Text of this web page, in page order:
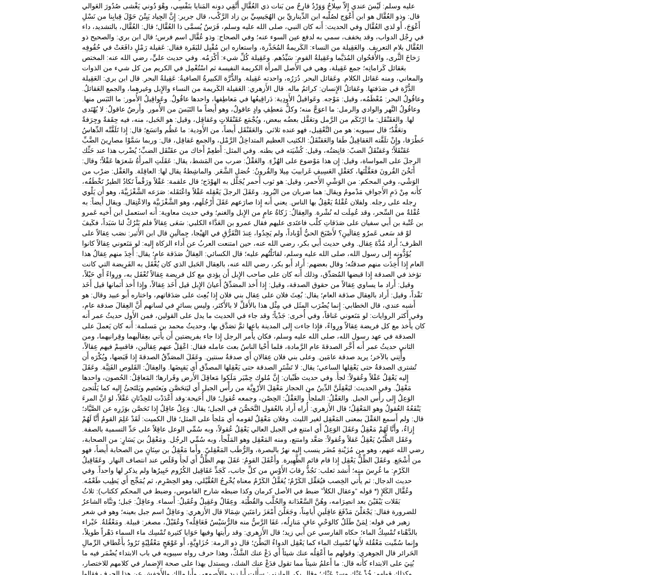
عليه وسلم: لَيْسَ عندي إِلاّ سِلاحٌ وَوَرْدٌ قارِحٌ من بَنات ذي العُقَّالِ أَتَّقِي دونه المَنايا بنَفْسِي، وهْوَ دُوني يَغْشى صُدُورَ العَوالي
قال: وذو العُقَّال هو ابن أَعْوَج لصُلْبه ابن الدِّيناريِّ بن الهُجَيسِيِّ بن زاد الرَّكْب، قال جرير: إِنَّ الجِياد يَبِتْنَ حَوْلَ قِبابِنا من نَسْلِ
أَعْوَجَ، أَو لذي العُقَّال وفي الحديث: أَنه كان النبي، صلى الله عليه وسلم، فَرَسٌ يُسمَّى ذا العُقَّال؛ قال: العُقَّال، بالتشديد، داء
في رِجْل الدواب، وقد يخفف، سمي به لدفع عين السوء عنه؛ وفي الصحاح: وذو عُقَّال اسم فرس؛ قال ابن بري: والصحيح ذو
العُقَّال بلام التعريف والعَقِيلة من النساء: الكَريمةُ المُخَدَّرة، واستعاره ابن مُقْبِل للبَقَرة فقال: عَقيلة رَمْلٍ دافَعَتْ في حُقُوفِه
رَخاخَ الثَّرى، والأُقحُوان المُدَيَّما وعَقِيلةُ القومِ: سَيِّدُهم وعَقِيلة كُلِّ شيء: أَكْرَمُه وفي حديث عليٍّ، رضي الله عنه: المختص
بعَقائل كَراماتِه؛ جمع عَقِيلة، وهي في الأَصل المرأَة الكريمة النفيسة ثم اسْتُعْمِل في الكريم من كل شيء من الذوات
والمعاني، ومنه عَقائل الكلام وعَقائل البحر دُرَرُه، واحدته عَقِيلة والدُّرَّة الكبيرةُ الصافيةُ: عَقِيلةُ البحر قال ابن بري: العَقِيلة
الدُّرَّة في صَدَفتها وعَقائلُ الإِنسان: كرائمُ ماله قال الأَزهري: العَقيلة الكَريمة من النساء والإِبل وغيرهما، والجمع العَقائلُ
وعاقُولُ البحر: مُعْظَمُه، وقيل: مَوْجه وعَواقيلُ الأَودِية: دَراقِيعُها في مَعاطِفها، واحدها عاقُولٌ وعَواقِيلُ الأُمور: ما التَبَس منها
وعاقُولُ النَّهر والوادي والرمل: ما اعوَجَّ منه؛ وكلُّ مَعطِفِ وادٍ عاقولٌ، وهو أَيضاً ما التَبَسَ من الأُمور وأَرضٌ عاقولٌ: لا يُهْتَدى
لها
والعَقَنْقَل: ما ارْتَكَم من الرَّمل وتعَقَّل بعضُه ببعض، ويُجْمَع عَقَنْقَلاتٍ وعَقاقِل، وقيل: هو الحَبل، منه، فيه حِقَفةٌ وجِرَفةٌ
وتعَقُّدٌ؛ قال سيبويه: هو من التَّعْقِيل، فهو عنده ثلاثي والعَقَنْقَل أَيضاً، من الأَودية: ما عَظُم واتسَع؛ قال: إِذا تَلَقَّتْه الدِّهاسُ
خَطْرَفا، وإِنْ تلَقَّته العَقاقِيلُ طَفا والعَقنْقَلُ: الكثيب العظيم المتداخِلُ الرَّمْل، والجمع عَقاقِل، قال: وربما سَمَّوْا مصارِينَ الضَّبِّ
عَقَنْقَلاً؛ وعَقنْقَلُ الضبّ: قانِصَتُه، وقيل: كُشْيَته في بطنه وفي المثل: أَطعِمْ أَخاك من عقَنْقَل الضبِّ؛ يُضْرب هذا عند حَثِّك
الرجلَ على المواساة، وقيل: إِن هذا مَوْضوع على الهُزْءِ والعَقْلُ: ضرب من المَشط، يقال: عَقَلَتِ المرأَةُ شَعرَها عَقْلاً؛ وقال:
أَنَخْنَ القُرونَ فعَقَّلْنَها، كعَقْلِ العَسِيفِ غَرابيبَ مِيلا والقُرونُ: خُصَل الشَّعَر والماشِطةُ يقال لها: العاقِلة والعَقْل: ضرْب من
الوَشْي، وفي المحكم: من الوَشْيِ الأَحمر، وقيل: هو ثوب أَحمر يُجَلَّل به الهوْدَج؛ قال علقمة: عَقْلاً ورَقْماً تَكادُ الطيرُ تَخْطَفُه،
كأَنه مِنْ دَمِ الأَجوافِ مَدْمومُ ويقال: هما ضربان من البُرود وعَقَلَ الرجلَ يَعْقِله عَقْلاً واعْتَقَله: صَرَعه الشَّغْزَبِيَّةَ، وهو أَن يَلْوي
رِجله على رجله ولفلان عُقْلةٌ يَعْقِلُ بها الناس يعني أَنه إِذا صارَعهم عَقَلَ أَرْجُلَهم، وهو الشَّغْزَبيَّة والاعْتِقال ويقال أَيضاً: به
عُقْلةٌ من السِّحر، وقد عُمِلَت له نُشْرة والعِقالُ: زَكاةُ عامٍ من الإِبل والغنم؛ وفي حديث معاوية: أَنه استعمل ابن أَخيه عَمرو
بن عُتْبة بن أَبي سفيان على صَدَقاتِ كلْب فاعتَدى عليهم فقال عمرو بن العَدَّاء الكلبي: سَعَى عِقالاً فلم يَتْرُكْ لنا سَبَداً، فكَيفَ
لوْ قد سَعى عَمرٌو عِقالَينِ؟ لأَصْبَحَ الحيُّ أَوْباداً، ولم يَجِدُوا، عِندَ التَّفَرُّقِ في الهَيْجا، جِمالَينِ قال ابن الأَثير: نصَب عِقالاً على
الظرف؛ أَراد مُدَّةَ عِقال وفي حديث أَبي بكر، رضي الله عنه، حين امتنعت العربُ عن أَداء الزكاة إِليه: لو مَنَعوني عِقالاً كانوا
يُؤَدُّونه إِلى رسول الله، صلى الله عليه وسلم، لقاتَلْتُهم عليه؛ قال الكسائي: العِقالُ صَدَقة عامٍ؛ يقال: أُخِذَ منهم عِقالُ هذا
العام إِذا أُخِذَت منهم صدقتُه؛ وقال بعضهم: أَراد أَبو بكر، رضي الله عنه، بالعِقال الحَبل الذي كان يُعْقَل به الفَرِيضة التي كانت
تؤخذ في الصدقة إِذا قبضها المُصَدِّق، وذلك أَنه كان على صاحب الإِبل أَن يؤدي مع كل فريضة عِقالاً تُعْقَل به، ورِواءً أَي حَبْلاً،
وقيل: أَراد ما يساوي عِقالاً من حقوق الصدقة، وقيل: إِذا أَخذ المصَدِّقُ أَعيانَ الإِبل قيل أَخَذ عِقالاً، وإِذا أَخذ أَثمانها قيل أَخَذ
نَقْداً، وقيل: أَراد بالعِقال صدَقة العام؛ يقال: بُعِثَ فلان على عِقال بني فلان إِذا بُعِث على صَدَقاتهم، واختاره أَبو عبيد وقال: هو
أَشبه عندي، قال الخطابي: إِنما يُضْرَب المثَل في مِثْل هذا بالأَقلِّ لا بالأَكثر، وليس بسائرٍ في لسانهم أَنَّ العِقالَ صدقة عام،
وفي أَكثر الروايات: لو مَنَعوني عَناقاً، وفي أُخرى: جَدْياً؛ وقد جاء في الحديث ما يدل على القولين، فمن الأَول حديثُ عمر أَنه
كان يأْخذ مع كل فريضة عِقالاً ورِواءً، فإِذا جاءت إِلى المدينة باعها ثمَّ تصَدَّق بها، وحديثُ محمد بن مَسلمة: أَنه كان يَعملَ على
الصدقة في عهد رسول الله، صلى الله عليه وسلم، فكان يأْمر الرجل إِذا جاء بفريضتين أَن يأْتي بعِقالَيهما وقِرانيهما، ومن
الثاني حديثُ عمر أَنه أَخَّر الصدقةَ عام الرَّمادة، فلما أَحْيا الناسُ بعث عامله فقال: اعْقِلْ عنهم عِقالَين، فاقسِمْ فيهم عِقالاً،
وأْتِني بالآخر؛ يريد صدقة عامَين وعلى بني فلان عِقالانِ أَي صدقةُ سنتين وعَقَلَ المصَدِّقُ الصدقةَ إِذا قَبَضها، ويُكْرَه أَن
تُشترى الصدقةُ حتى يَعْقِلها الساعي؛ يقال: لا تَشْتَرِ الصدقة حتى يَعْقِلها المصدِّق أَي يَقبِضَها والعِقالُ: القَلوص الفَتِيَّة
وعَقَلَ
إِليه يَعْقِلُ عَقْلاً وعُقولاً: لجأَ وفي حديث ظَبْيان: إِنَّ مُلوك حِمْيَر مَلَكوا مَعاقِلَ الأَرض وقَرارها؛ المَعاقِلُ: الحُصون، واحدها
مَعْقِلٌ
وفي الحديث: ليَعْقِلَنَّ الدِّينُ من الحجاز مَعْقِلَ الأُرْوِيَّة من رأْس الجبل أَي ليَتحَصَّن ويَعتَصِم ويَلتَجئُ إِليه كما يَلْتجئ
الوَعِلُ إِلى رأْس الجبل والعَقْلُ: الملجأُ والعَقْلُ: الحِصْن، وجمعه عُقول؛ قال أُحَيحة:وقد أَعْدَدْت للحِدْثانِ عَقْلاً، لوَ انَّ المرءَ
يَنْفَعُهُ العُقولُ وهو المَعْقِلُ؛ قال الأَزهري: أُراه أَراد بالعُقول التَّحَصُّنَ في الجبل؛ يقال: وَعِلٌ عاقِلٌ إِذا تَحَصَّن بوَزَرِه عن الصَّيَّاد؛
قال: ولم أَسمع العَقْلَ بمعنى المَعْقِل لغير الليث وفلان مَعْقِلٌ لقومه أَي مَلجأ على المثل؛ قال الكميت: لَقَدْ عَلِمَ القومُ أَنَّا لَهُمْ
إِزاءٌ، وأَنَّا لَهُمْ مَعْقِلُ وعَقَلَ الوَعِلُ أَي امتنع في الجبل العالي يَعْقِلُ عُقولاً، وبه سُمِّي الوعل عاقِلاً على حَدِّ التسمية بالصفة
وعَقَل الظَّبْيُ يَعْقِلُ عَقلاً وعُقولاً: صَعَّد وامتنع، ومنه المَعْقِل وهو المَلْجأ، وبه سُمِّي الرجُل ومَعْقِلُ بن يَسَارٍ: من الصحابة،
رضي الله عنهم، وهو من مُزَيْنةِ مُضَر ينسب إِليه نهرٌ بالبصرة، والرُّطَب المَعْقِليّ وأَما مَعْقِلُ بن سِنَانٍ من الصحابة أَيضاً، فهو
من أَشْجَع وعَقَلَ الظِّلُّ يَعْقِل إِذا قام قائم الظَّهِيرة وأَعْقَلَ القومُ: عَقَلَ بهم الظِّلُّ أَي لَجأَ وقَلَص عند انتصاف النهار
وعَقَاقِيلُ
الكَرْمِ: ما غُرِسَ منه؛ أَنشد ثعلب: نَجُذُّ رِقابَ الأَوْسِ من كلِّ جانب، كَجَذِّ عَقَاقِيل الكُرُوم خَبِيرُها ولم يذكر لها واحداً
وفي
حديث الدجال: ثم يأْتي الخِصب فيُعَقِّل الكَرْمُ؛ يُعَقَّلُ الكَرْمُ معناه يُخْرِجُ العُقَّيْلي، وهو الحِصْرِم، ثم يُمَجِّج أَي يَطِيب طَعْمُه
وعُقَّال الكَلإِ (* قوله “وعقال الكلأ” ضبط في الأصل كرمان وكذا ضبطه شارح القاموس، وضبط في المحكم ككتاب)
: ثلاثُ
بَقَلات يَبْقَيْنَ بعد انصِرَامه، وهُنَّ السَّعْدَانة والحُلَّب والقُطْبَة وعِقَالٌ وعَقِيلٌ وعُقَيلٌ: أَسماء وعاقِلٌ: جَبل؛ وثنَّاه الشاعرُ
للضرورة فقال: يَجْعَلْنَ مَدْفَعَ عاقِلَينِ أَيامِناً، وجَعَلْنَ أَمْعَزَ رامَتَينِ شِمَالا قال الأَزهري: وعاقِلٌ اسم جبل بعينه؛ وهو في شعر
زهير في قوله: لِمَنْ طَلَلٌ كالوَحْيِ عافٍ مَنازِلُه، عَفَا الرَّسُّ منه فالرُّسَيْسُ فَعَاقِلُه؟ وعُقَيْلٌ، مصغر: قبيلة ومَعْقُلةُ
خَبْراء
بالدَّهْناء تُمْسِكُ الماء؛ حكاه الفارسي عن أَبي زيد؛ قال الأَزهري: وقد رأَيتها وفيها حَوَايا كثيرة تُمْسِك ماء السماء دَهْراً طويلاً،
وإِنما سُمِّيت مَعْقُلة لأَنها تُمْسِك الماء كما يَعْقِل الدواءُ البَطْنَ؛ قال ذو الرمة: حُزَاوِيَّةٍ، أَو عَوْهَجٍ مَعْقُلِيّةٍ تَرُودُ بأَعْطافِ الرِّمالِ
الحَرائر قال الجوهري: وقولهم ما أَعْقِلُه عنك شيئاً أَي دَعْ عنك الشَّكَّ، وهذا حرف رواه سيبويه في باب الابتداء يُضْمَر فيه ما
بُنِيَ على الابتداء كأَنه قال: ما أَعلمُ شيئاً مما تقول فدَعْ عنك الشك، ويستدل بهذا على صحة الإِضمار في كلامهم للاختصار،